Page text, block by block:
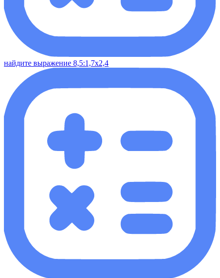
найдите выражение 8,5:1,7х2,4